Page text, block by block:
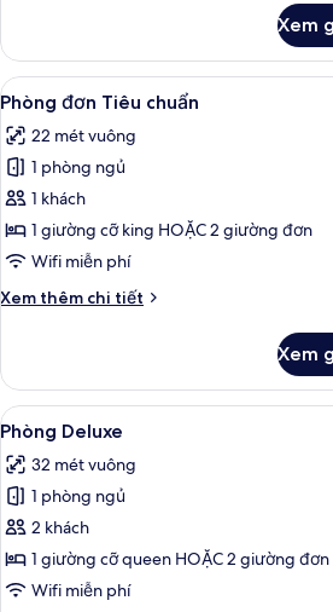
Phòng
Tiêu
chuẩn
Xem
Xem
tất
cả
ảnh
Phòng
đơn
Tiêu
Bộ đồ
8
Phòng đơn Tiêu chuẩn
22 mét vuông
1 phòng ngủ
1 khách
1 giường cỡ king HOẶC 2 giường đơn
Wifi miễn phí
Xem thêm chi tiết
Chi
Phòng
đơn
Tiêu
chuẩn
Xem
Xem
tất
cả
ảnh
Phòng
Deluxe
Bộ đồ
8
Phòng Deluxe
32 mét vuông
1 phòng ngủ
2 khách
1 giường cỡ queen HOẶC 2 giường đơn
Wifi miễn phí